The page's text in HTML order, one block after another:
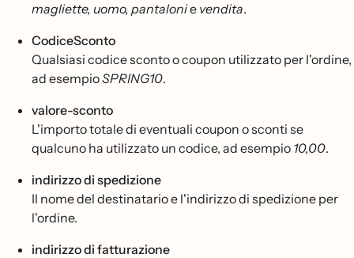
magliette, uomo, pantalonie vendita.
CodiceSconto
Qualsiasi codice sconto o coupon utilizzato per l'ordine,
ad esempioSPRING10.
valore-sconto
L'importo totale di eventuali coupon o sconti se
qualcuno ha utilizzato un codice, ad esempio 10,00.
indirizzo di spedizione
Il nome del destinatario e l'indirizzo di spedizione per
l'ordine.
indirizzo di fatturazione